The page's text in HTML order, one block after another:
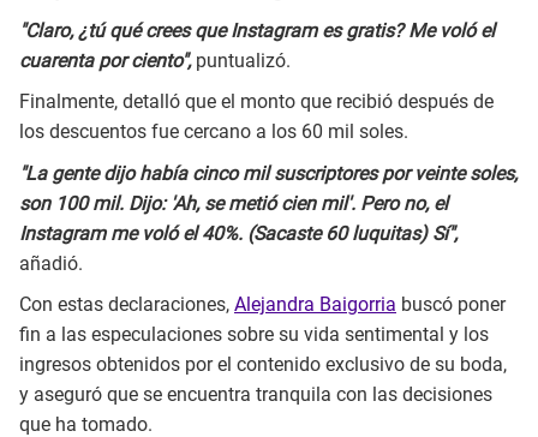
"Claro, ¿tú qué crees que Instagram es gratis? Me voló el
cuarenta por ciento",puntualizó.
Finalmente, detalló que el monto que recibió después de
los descuentos fue cercano a los 60 mil soles.
"La gente dijo había cinco mil suscriptores por veinte soles,
son 100 mil. Dijo: 'Ah, se metió cien mil'. Pero no, el
Instagram me voló el 40%. (Sacaste 60 luquitas) Sí",
añadió.
Con estas declaraciones, Alejandra Baigorria buscó poner
fin a las especulaciones sobre su vida sentimental y los
ingresos obtenidos por el contenido exclusivo de su boda,
y aseguró que se encuentra tranquila con las decisiones
que ha tomado.